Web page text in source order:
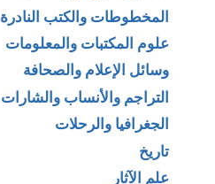
المخطوطات والكتب النادرة
علوم المكتبات والمعلومات
وسائل الإعلام والصحافة
التراجم والأنساب والشارات
الجغرافيا والرحلات
تاريخ
علم الآثار